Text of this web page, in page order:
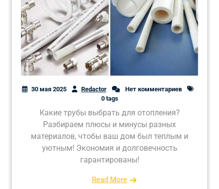
30 мая 2025 Redactor
Нет комментариев
0 tags
Какие трубы выбрать для отопления?
Разбираем плюсы и минусы разных
материалов, чтобы ваш дом был теплым и
уютным! Экономия и долговечность
гарантированы!
Read More